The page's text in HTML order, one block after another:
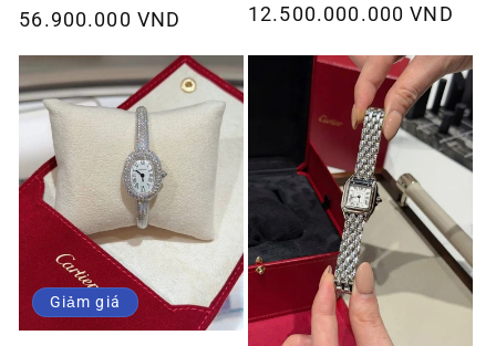
Giá
thường
56.900.000 VND
Giá
thường
12.500.000.000 VND
Giảm giá